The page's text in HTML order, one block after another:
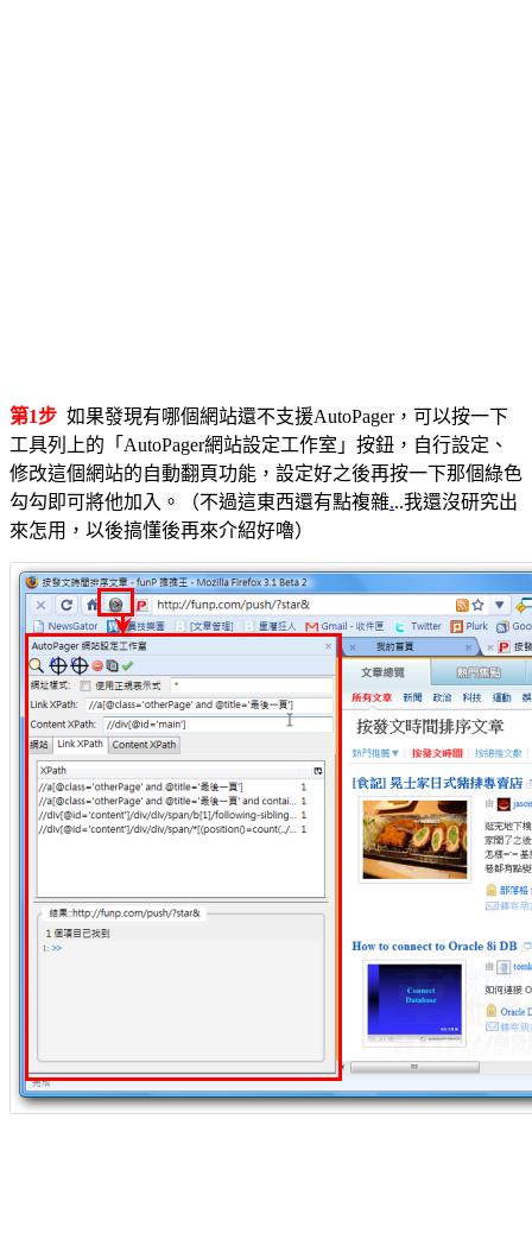
第1步 如果發現有哪個網站還不支援AutoPager，可以按一下
工具列上的「AutoPager網站設定工作室」按鈕，自行設定、
修改這個網站的自動翻頁功能，設定好之後再按一下那個綠色
勾勾即可將他加入。（不過這東西還有點複雜...我還沒研究出
來怎用，以後搞懂後再來介紹好嚕）